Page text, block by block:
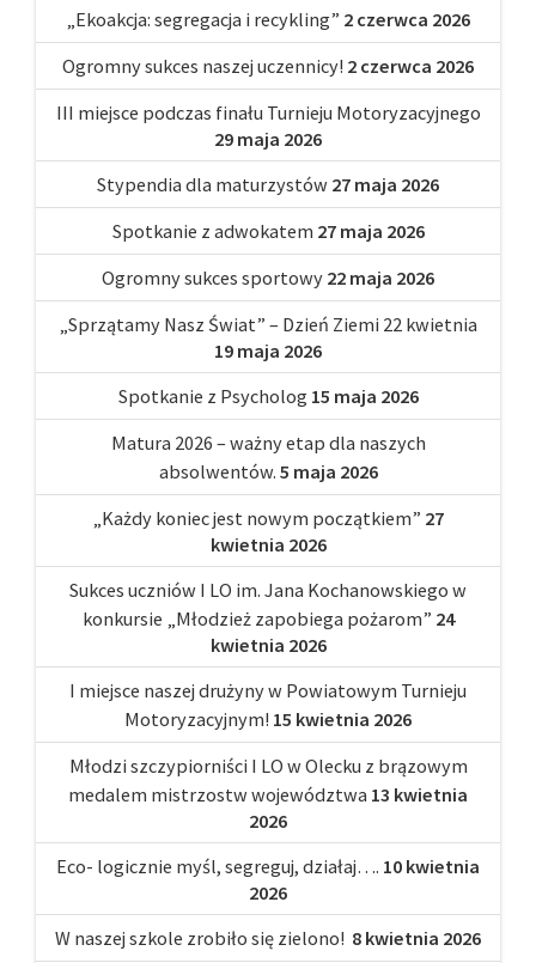
„Ekoakcja: segregacja i recykling” 2 czerwca 2026
Ogromny sukces naszej uczennicy! 2 czerwca 2026
III miejsce podczas finału Turnieju Motoryzacyjnego
29 maja 2026
Stypendia dla maturzystów 27 maja 2026
Spotkanie z adwokatem 27 maja 2026
Ogromny sukces sportowy 22 maja 2026
„Sprzątamy Nasz Świat” – Dzień Ziemi 22 kwietnia
19 maja 2026
Spotkanie z Psycholog 15 maja 2026
Matura 2026 – ważny etap dla naszych
absolwentów. 5 maja 2026
„Każdy koniec jest nowym początkiem” 27
kwietnia 2026
Sukces uczniów I LO im. Jana Kochanowskiego w
konkursie „Młodzież zapobiega pożarom” 24
kwietnia 2026
I miejsce naszej drużyny w Powiatowym Turnieju
Motoryzacyjnym! 15 kwietnia 2026
Młodzi szczypiorniści I LO w Olecku z brązowym
medalem mistrzostw województwa 13 kwietnia
2026
Eco- logicznie myśl, segreguj, działaj…. 10 kwietnia
2026
W naszej szkole zrobiło się zielono! 8 kwietnia 2026